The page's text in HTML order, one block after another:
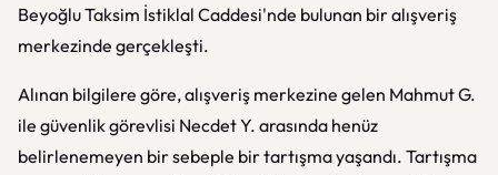
Beyoğlu Taksim İstiklal Caddesi'nde bulunan bir alışveriş
merkezinde gerçekleşti.
Alınan bilgilere göre, alışveriş merkezine gelen Mahmut G.
ile güvenlik görevlisi Necdet Y. arasında henüz
belirlenemeyen bir sebeple bir tartışma yaşandı. Tartışma